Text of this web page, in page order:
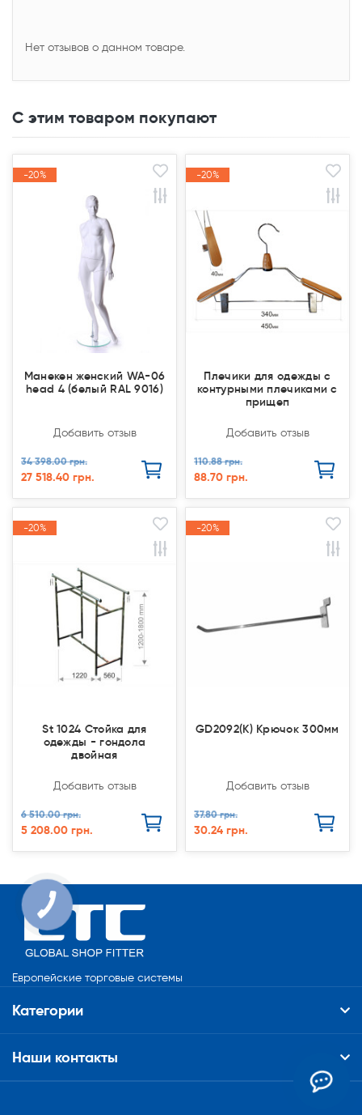
Нет отзывов о данном товаре.
С этим товаром покупают
-20%
-20%
Манекен женский WA-06
head 4 (белый RAL 9016)
Добавить отзыв
34 398.00 грн.
27 518.40 грн.
-20%
-20%
Плечики для одежды с
контурными плечиками с
прищеп
Добавить отзыв
110.88 грн.
88.70 грн.
-20%
-20%
St 1024 Стойка для
одежды - гондола
двойная
Добавить отзыв
6 510.00 грн.
5 208.00 грн.
-20%
-20%
GD2092(К) Крючок 300мм
Добавить отзыв
37.80 грн.
30.24 грн.
Европейские торговые системы
Категории
Наши контакты